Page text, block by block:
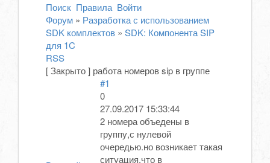
Поиск Правила Войти
Форум » Разработка с использованием
SDK комплектов » SDK: Компонента SIP
для 1C
RSS
[Закрыто] работа номеров sip в группе
#1
0
27.09.2017 15:33:44
2 номера объедены в
группу,с нулевой
очередью.но возникает такая
ситуация,что в